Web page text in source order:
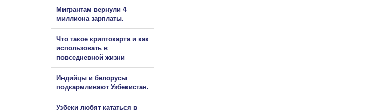
Мигрантам вернули 4
миллиона зарплаты.
Что такое криптокарта и как
использовать в
повседневной жизни
Индийцы и белорусы
подкармливают Узбекистан.
Узбеки любят кататься в